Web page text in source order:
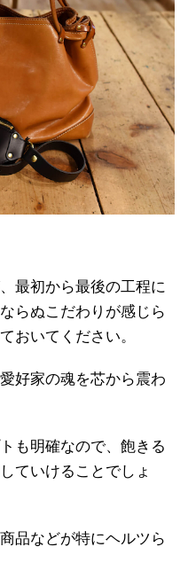
最初から最後の工程に
らぬこだわりが感じら
おいてください。
好家の魂を芯から震わ
も明確なので、飽きる
ていけることでしょ
品などが特にヘルツら